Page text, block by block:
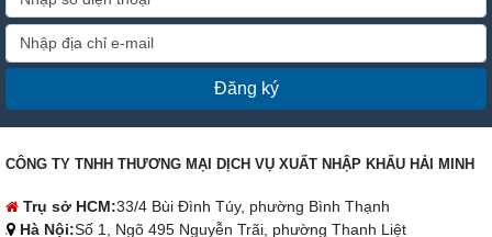
Đăng ký
CÔNG TY TNHH THƯƠNG MẠI DỊCH VỤ XUẤT NHẬP KHẨU HẢI MINH
Trụ sở HCM:33/4 Bùi Đình Túy, phường Bình Thạnh
Hà Nội:Số 1, Ngõ 495 Nguyễn Trãi, phường Thanh Liệt